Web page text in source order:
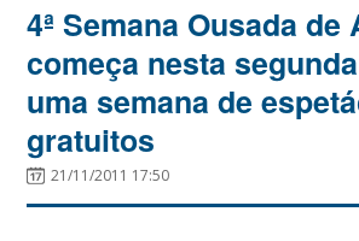
4ª Semana Ousada de
começa nesta
uma semana de
gratuitos
21/11/2011 17:50